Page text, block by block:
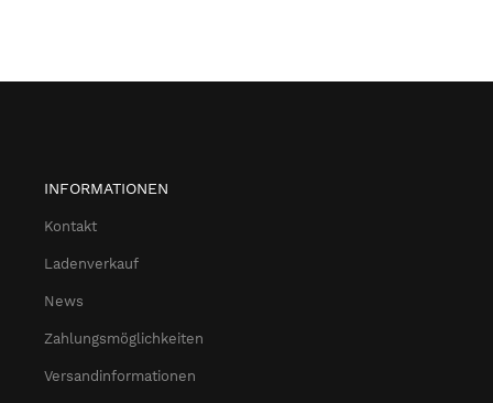
INFORMATIONEN
Kontakt
Ladenverkauf
News
Zahlungsmöglichkeiten
Versandinformationen